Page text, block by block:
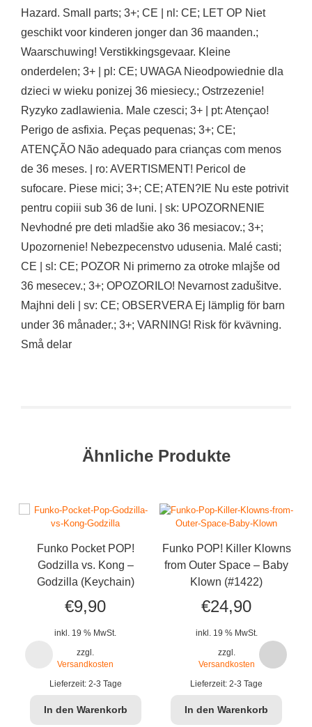
Hazard. Small parts; 3+; CE | nl: CE; LET OP Niet
geschikt voor kinderen jonger dan 36 maanden.;
Waarschuwing! Verstikkingsgevaar. Kleine
onderdelen; 3+ | pl: CE; UWAGA Nieodpowiednie dla
dzieci w wieku ponizej 36 miesiecy.; Ostrzezenie!
Ryzyko zadlawienia. Male czesci; 3+ | pt: Atençao!
Perigo de asfixia. Peças pequenas; 3+; CE;
ATENÇÃO Não adequado para crianças com menos
de 36 meses. | ro: AVERTISMENT! Pericol de
sufocare. Piese mici; 3+; CE; ATEN?IE Nu este potrivit
pentru copiii sub 36 de luni. | sk: UPOZORNENIE
Nevhodné pre deti mladšie ako 36 mesiacov.; 3+;
Upozornenie! Nebezpecenstvo udusenia. Malé casti;
CE | sl: CE; POZOR Ni primerno za otroke mlajše od
36 mesecev.; 3+; OPOZORILO! Nevarnost zadušitve.
Majhni deli | sv: CE; OBSERVERA Ej lämplig för barn
under 36 månader.; 3+; VARNING! Risk för kvävning.
Små delar
Ähnliche Produkte
Funko Pocket POP!
Godzilla vs. Kong –
Godzilla (Keychain)
€9,90
inkl. 19 % MwSt.
zzgl.
Versandkosten
Lieferzeit: 2-3 Tage
In den Warenkorb
Funko POP! Killer Klowns
from Outer Space – Baby
Klown (#1422)
€24,90
inkl. 19 % MwSt.
zzgl.
Versandkosten
Lieferzeit:2-3 Tage
In den Warenkorb